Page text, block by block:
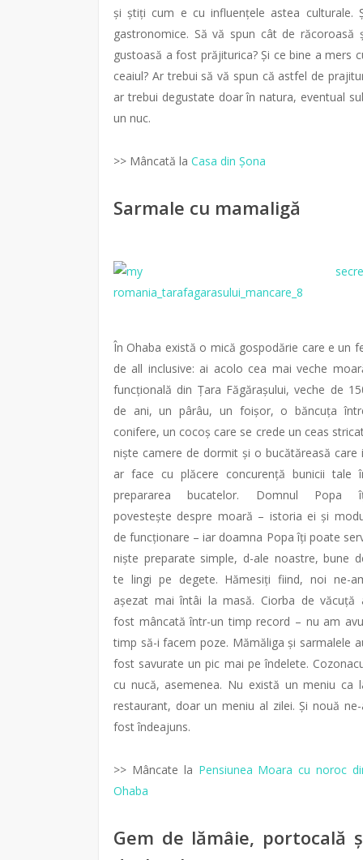
și știți cum e cu influențele astea culturale.
gastronomice. Să vă spun cât de răcoroasă
gustoasă a fost prăjiturica? Și ce bine a mers
ceaiul? Ar trebui să vă spun că astfel de
ar trebui degustate doar în natura, eventual
un nuc.
>> Mâncată la Casa din Șona
Sarmale cu mamaligă
În Ohaba există o mică gospodărie care e un
de all inclusive: ai acolo cea mai veche
funcțională din Țara Făgărașului, veche de
de ani, un pârâu, un foișor, o băncuța
conifere, un cocoș care se crede un ceas
niște camere de dormit și o bucătăreasă care
ar face cu plăcere concurență bunicii tale
prepararea bucatelor. Domnul Popa
povestește despre moară – istoria ei și
de funcționare – iar doamna Popa îți poate
niște preparate simple, d-ale noastre, bune
te lingi pe degete. Hămesiți fiind, noi ne-
așezat mai întâi la masă. Ciorba de văcuță
fost mâncată într-un timp record – nu am
timp să-i facem poze. Mămăliga și sarmalele
fost savurate un pic mai pe îndelete.
cu nucă, asemenea. Nu există un meniu ca
restaurant, doar un meniu al zilei. Și nouă ne-
fost îndeajuns.
>> Mâncate la Pensiunea Moara cu noroc
Ohaba
Gem de lămâie, portocală